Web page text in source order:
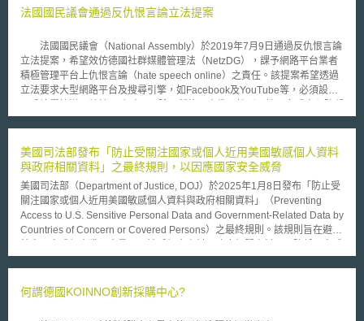
法國國民議會通過反仇恨言論立法提案
法國國民議會（National Assembly）於2019年7月9日通過反仇恨言論
立法提案，希望效仿德國社群媒體管理法（NetzDG），課予網路平台業者
積極管理平台上仇恨言論（hate speech online）之責任。該提案希望透過
立法要求大型網路平台及搜尋引擎，如Facebook及YouTube等，必須設置
為由之煽動仇恨或歧視性侮辱言論，否則將面臨高達全球營業額4%之罰
（High Audiovisual Council, CSA）進行監管，網路平台業者必須向其提交
仇恨言論之處理報告與相關數據。同時，平台業者應加強與法國司法系統的
合作，取消違法用戶的匿名權利並提供相關證據資料，以利司法追訴。
2019年3月15日紐西蘭清真寺槍擊案之網路直播事件，讓各國警惕勿讓
網路平台成為傳遞仇恨言論的工具。發起立法的法國議員Laetitia Avia表
示，對抗網絡仇恨言論是場艱巨且長期的戰鬥，希望透過立法讓各方負起應
有的責任，讓仇恨言論無所遁形，但反對者認為平台業者為了避免裁罰的風
生不利影響。本立法提案仍待法國參議院完成審議。
美國司法部發布「防止受關注國家或個人近用美國敏感個人資料
與政府相關資料」之最終規則，以因應國家安全威脅
美國司法部（Department of Justice, DOJ）於2025年1月8日發布「防止受
關注國家或個人近用美國敏感個人資料與政府相關資料」（Preventing
Access to U.S. Sensitive Personal Data and Government-Related Data by
Countries of Concern or Covered Persons）之最終規則。該規則旨在避免
脅。 最終規則指出，去識別化敏感個人資料若經大量蒐集，仍可能被重新
或個人進行該等資料的大量交易。其將敏感個人資料定義為社會安全碼、精
個人健康、財務資料或其他足資識別個人之資料，並定義禁止及限制交易的
何謂德國KOINNO創新採購中心?